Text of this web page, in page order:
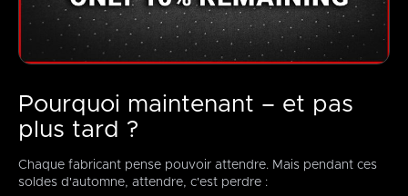
Pourquoi maintenant – et pas
plus tard ?
Chaque fabricant pense pouvoir attendre. Mais pendant ces
soldes d'automne, attendre, c'est perdre :